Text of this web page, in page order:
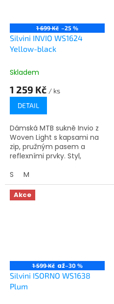
1 699 Kč –25 %
Silvini INVIO WS1624
Yellow-black
Skladem
1 259 Kč / ks
DETAIL
Dámská MTB sukně Invio z
Woven Light s kapsami na
zip, pružným pasem a
reflexními prvky. Styl,
horské cyklistky.
S M
Akce
1 599 Kč až–30 %
Silvini ISORNO WS1638
Plum